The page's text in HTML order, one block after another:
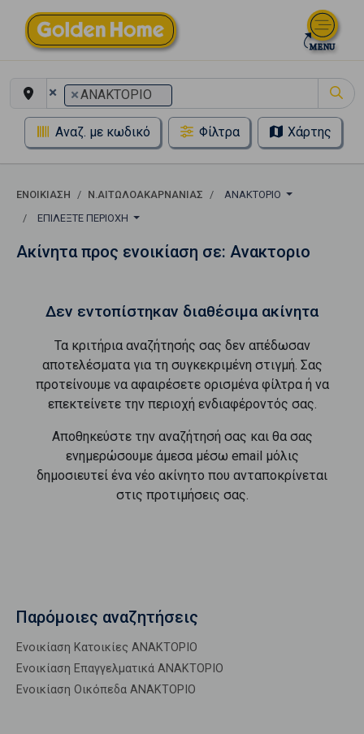
× ×ΑΝΑΚΤΟΡΙΟ
Αναζ. με κωδικό Φίλτρα Χάρτης
ΕΝΟΙΚΊΑΣΗ Ν.ΑΙΤΩΛΟΑΚΑΡΝΑΝΙΑΣ
ΑΝΑΚΤΟΡΙΟ
ΕΠΙΛΈΞΤΕ ΠΕΡΙΟΧΉ
Ακίνητα προς ενοικίαση σε: Ανακτοριο
Δεν εντοπίστηκαν διαθέσιμα ακίνητα
Τα κριτήρια αναζήτησής σας δεν απέδωσαν
αποτελέσματα για τη συγκεκριμένη στιγμή. Σας
προτείνουμε να αφαιρέσετε ορισμένα φίλτρα ή να
επεκτείνετε την περιοχή ενδιαφέροντός σας.
Αποθηκεύστε την αναζήτησή σας και θα σας
ενημερώσουμε άμεσα μέσω email μόλις
δημοσιευτεί ένα νέο ακίνητο που ανταποκρίνεται
στις προτιμήσεις σας.
Παρόμοιες αναζητήσεις
Ενοικίαση Κατοικίες ΑΝΑΚΤΟΡΙΟ
Ενοικίαση Επαγγελματικά ΑΝΑΚΤΟΡΙΟ
Ενοικίαση Οικόπεδα ΑΝΑΚΤΟΡΙΟ